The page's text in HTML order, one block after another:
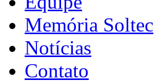
Memória Soltec
Notícias
Contato